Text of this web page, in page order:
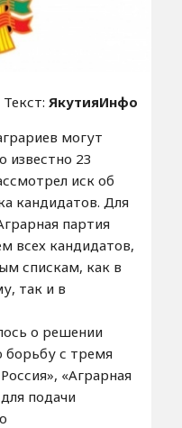
Текст: ЯкутияИнфо
могут
известно 23
иск об
кандидатов. Для
партия
всех кандидатов,
спискам, как в
так и в
о решении
борьбу с тремя
«Аграрная
подачи